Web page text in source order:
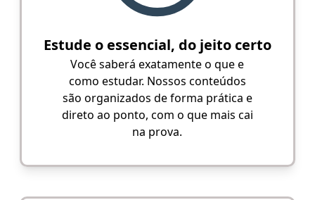
Estude o essencial, do jeito certo
Você saberá exatamente o que e
como estudar. Nossos conteúdos
são organizados de forma prática e
direto ao ponto, com o que mais cai
na prova.